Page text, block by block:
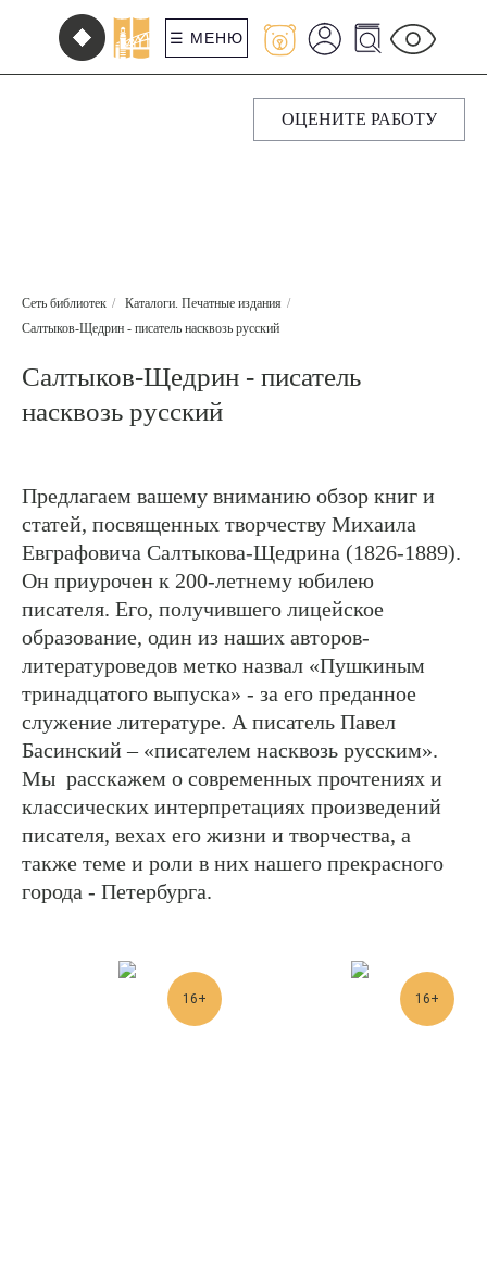
☰ МЕНЮ
ОЦЕНИТЕ РАБОТУ
Сеть библиотек / Каталоги. Печатные издания /
Салтыков-Щедрин - писатель насквозь русский
Салтыков-Щедрин - писатель
насквозь русский
Предлагаем вашему вниманию обзор книг и
статей, посвященных творчеству Михаила
Евграфовича Салтыкова-Щедрина (1826-1889).
Он приурочен к 200-летнему юбилею
писателя. Его, получившего лицейское
образование, один из наших авторов-
литературоведов метко назвал «Пушкиным
тринадцатого выпуска» - за его преданное
служение литературе. А писатель Павел
Басинский – «писателем насквозь русским».
Мы расскажем о современных прочтениях и
классических интерпретациях произведений
писателя, вехах его жизни и творчества, а
также теме и роли в них нашего прекрасного
города - Петербурга.
16+ 16+